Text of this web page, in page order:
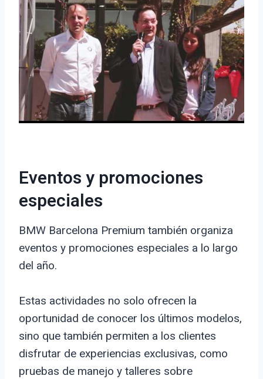
Eventos y promociones
especiales
BMW Barcelona Premium también organiza
eventos y promociones especiales a lo largo
del año.
Estas actividades no solo ofrecen la
oportunidad de conocer los últimos modelos,
sino que también permiten a los clientes
disfrutar de experiencias exclusivas, como
pruebas de manejo y talleres sobre